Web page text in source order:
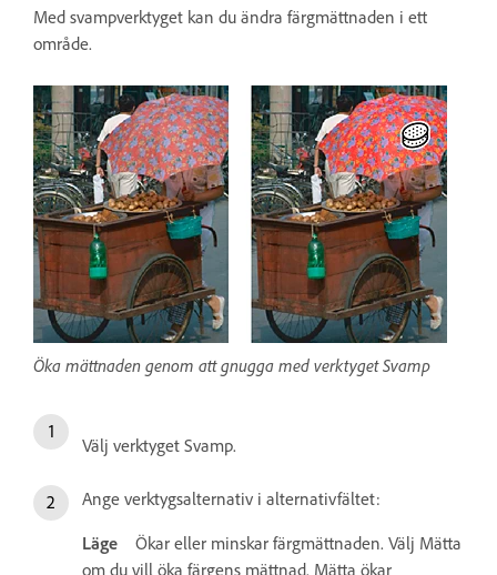
Med svampverktyget kan du ändra färgmättnaden i ett
område.
Öka mättnaden genom att gnugga med verktyget Svamp
Välj verktyget Svamp.
Ange verktygsalternativ i alternativfältet:
Läge
Ökar eller minskar färgmättnaden. Välj Mätta
om du vill öka färgens mättnad. Mätta ökar